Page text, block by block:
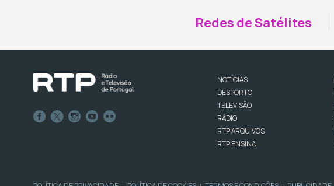
Redes de Satélites
NOTÍCIAS
DESPORTO
TELEVISÃO
RÁDIO
RTP ARQUIVOS
RTP ENSINA